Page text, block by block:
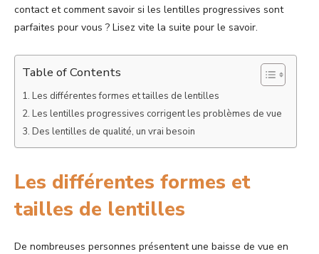
contact et comment savoir si les lentilles progressives sont
parfaites pour vous ? Lisez vite la suite pour le savoir.
Table of Contents
Les différentes formes et tailles de lentilles
Les lentilles progressives corrigent les problèmes de vue
Des lentilles de qualité, un vrai besoin
Les différentes formes et
tailles de lentilles
De nombreuses personnes présentent une baisse de vue en